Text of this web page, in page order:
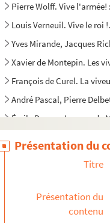
Pierre Wolff. Vive l'armée!
Louis Verneuil. Vive le roi
Yves Mirande, Jacques
Xavier de Montepin. Les
François de Curel. La
André Pascal, Pierre
Émile Dernay. Le voeu de
Pierre Wolff. Le voile
Georges Clémenceau.
Francis de Croisset. Le
Présentation du
Titre
Présentation du
contenu